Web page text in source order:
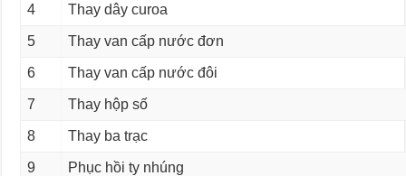
4 Thay dây curoa
5 Thay van cấp nước đơn
6 Thay van cấp nước đôi
7 Thay hộp số
8 Thay ba trạc
9 Phục hồi ty nhúng